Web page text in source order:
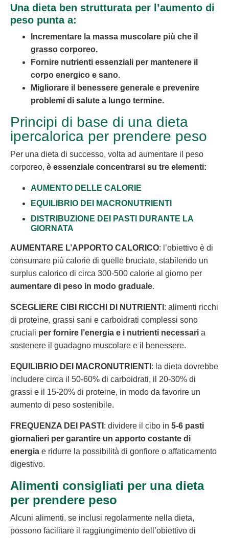
Una dieta ben strutturata per l’aumento di
peso punta a:
Incrementare la massa muscolare più che il
grasso corporeo.
Fornire nutrienti essenziali per mantenere il
corpo energico e sano.
Migliorare il benessere generale e prevenire
problemi di salute a lungo termine.
Principi di base di una dieta
ipercalorica per prendere peso
Per una dieta di successo, volta ad aumentare il peso
corporeo, è essenziale concentrarsi su tre elementi:
AUMENTO DELLE CALORIE
EQUILIBRIO DEI MACRONUTRIENTI
DISTRIBUZIONE DEI PASTI DURANTE LA
GIORNATA
AUMENTARE L’APPORTO CALORICO: l’obiettivo è di
consumare più calorie di quelle bruciate, stabilendo un
surplus calorico di circa 300-500 calorie al giorno per
aumentare di peso in modo graduale.
SCEGLIERE CIBI RICCHI DI NUTRIENTI : alimenti ricchi
di proteine, grassi sani e carboidrati complessi sono
cruciali per fornire l’energia e i nutrienti necessari a
sostenere il guadagno muscolare e il benessere.
EQUILIBRIO DEI MACRONUTRIENTI : la dieta dovrebbe
includere circa il 50-60% di carboidrati, il 20-30% di
grassi e il 15-20% di proteine, in modo da favorire un
aumento di peso sostenibile.
FREQUENZA DEI PASTI : dividere il cibo in 5-6 pasti
giornalieri per garantire un apporto costante di
energia e ridurre la possibilità di gonfiore o affaticamento
digestivo.
Alimenti consigliati per una dieta
per prendere peso
Alcuni alimenti, se inclusi regolarmente nella dieta,
possono facilitare il raggiungimento dell’obiettivo di